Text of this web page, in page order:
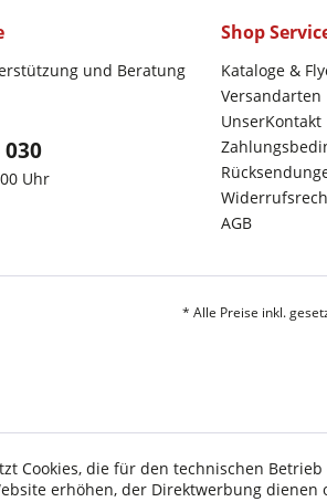
und Beratung
030
Uhr
Shop
Kataloge &
Versandarten
UnserKontakt
AGB
* Alle Preise inkl.
Cookies, die für den technischen
erhöhen, der Direktwerbung